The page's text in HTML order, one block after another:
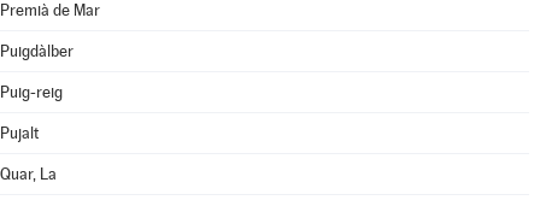
Premià de Mar
Puigdàlber
Puig-reig
Pujalt
Quar, La